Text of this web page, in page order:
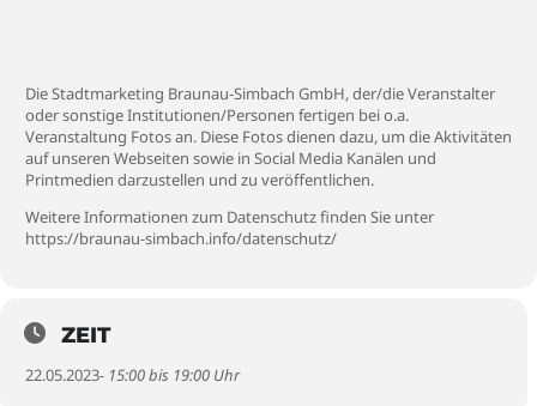
Die Stadtmarketing Braunau-Simbach GmbH, der/die Veranstalter
oder sonstige Institutionen/Personen fertigen bei o.a.
Veranstaltung Fotos an. Diese Fotos dienen dazu, um die Aktivitäten
auf unseren Webseiten sowie in Social Media Kanälen und
Printmedien darzustellen und zu veröffentlichen.
Weitere Informationen zum Datenschutz finden Sie unter
https://braunau-simbach.info/datenschutz/
ZEIT
22.05.2023- 15:00 bis 19:00 Uhr